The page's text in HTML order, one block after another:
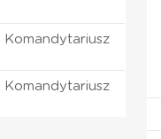
Komandytariusz
Komandytariusz